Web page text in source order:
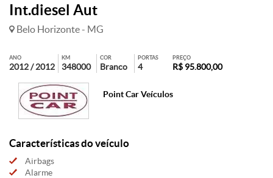
Int.diesel Aut
Belo Horizonte - MG
ANO
2012 / 2012
KM
348000
COR
Branco
PORTAS
4
PREÇO
R$ 95.800,00
Point Car Veículos
Características do veículo
Airbags
Alarme